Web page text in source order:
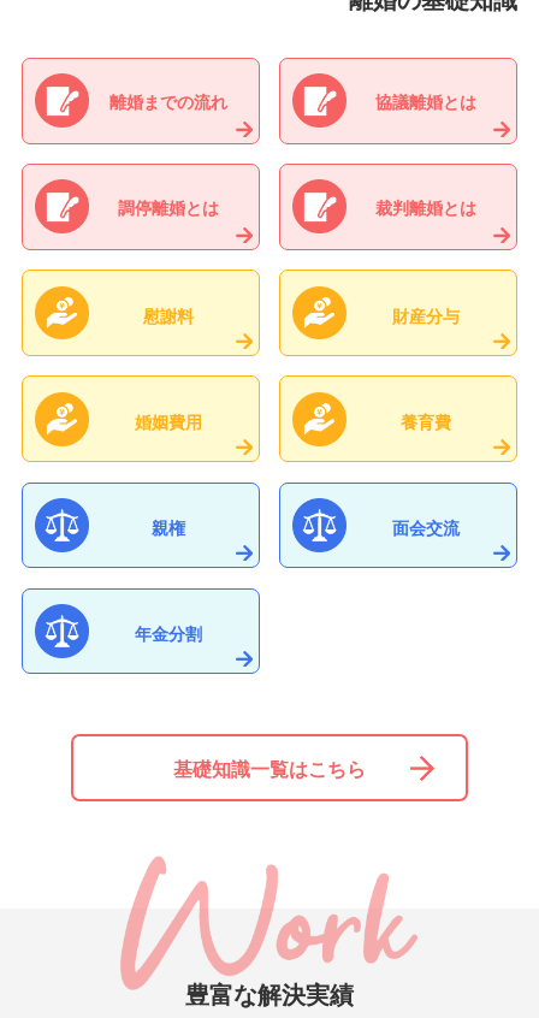
離婚までの流れ 協議離婚とは
調停離婚とは 裁判離婚とは
慰謝料 財産分与
婚姻費用 養育費
親権 面会交流
年金分割
基礎知識一覧はこちら
豊富な解決実績